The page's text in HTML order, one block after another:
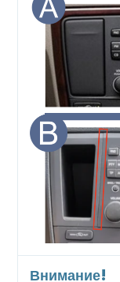
Внимание!